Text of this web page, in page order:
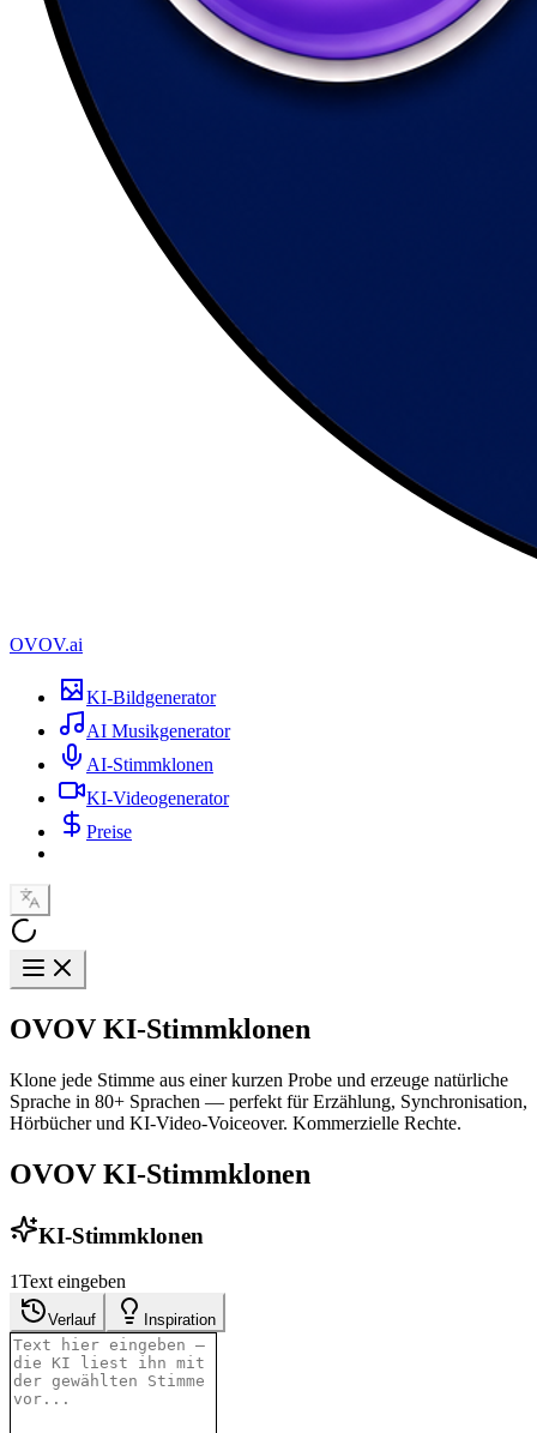
OVOV.ai
KI-Bildgenerator
AI Musikgenerator
AI-Stimmklonen
KI-Videogenerator
Preise
OVOV KI-Stimmklonen
Klone jede Stimme aus einer kurzen Probe und erzeuge natürliche
Sprache in 80+ Sprachen — perfekt für Erzählung, Synchronisation,
Hörbücher und KI-Video-Voiceover. Kommerzielle Rechte.
OVOV KI-Stimmklonen
KI-Stimmklonen
1Text eingeben
Verlauf Inspiration